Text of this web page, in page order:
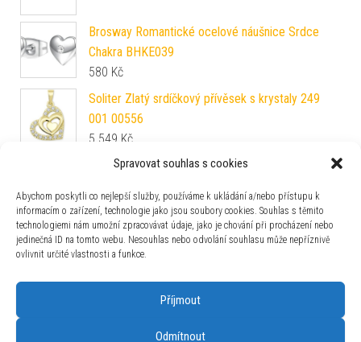
Spravovat souhlas s cookies
Abychom poskytli co nejlepší služby, používáme k ukládání a/nebo přístupu k
informacím o zařízení, technologie jako jsou soubory cookies. Souhlas s těmito
technologiemi nám umožní zpracovávat údaje, jako je chování při procházení nebo
jedinečná ID na tomto webu. Nesouhlas nebo odvolání souhlasu může nepříznivě
ovlivnit určité vlastnosti a funkce.
Příjmout
Odmítnout
Brosway Romantické ocelové náušnice Srdce
Chakra BHKE039
580 Kč
Soliter Zlatý srdíčkový přívěsek s krystaly 249
001 00556
5 549 Kč
Rosato Módní stříbrný náhrdelník Cubica RZC036
Morellato Ocelový přívěsek Drops Graduation
SCZ961